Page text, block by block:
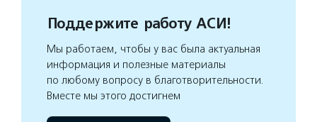
Поддержите работу АСИ!
Мы работаем, чтобы у вас была актуальная
информация и полезные материалы
по любому вопросу в благотворительности.
Вместе мы этого достигнем